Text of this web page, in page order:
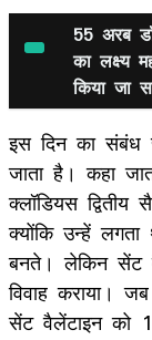
55 अरब
का लक्ष्य
किया जा
इस दिन का
जाता है। कहा
क्लॉडियस
क्योंकि उन्हें
बनते। लेकिन सेंट
विवाह कराया।
सेंट वैलेंटाइन को